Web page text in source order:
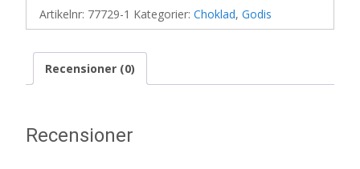
Artikelnr: 77729-1 Kategorier: Choklad, Godis
Recensioner (0)
Recensioner